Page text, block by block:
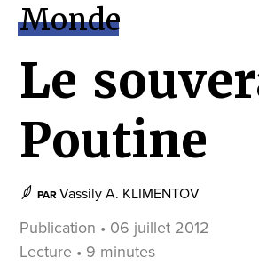
Monde
Le
Poutine
PAR Vassily A. KLIMENTOV
Publication • 06 juillet 2012
Lecture • 9 minutes